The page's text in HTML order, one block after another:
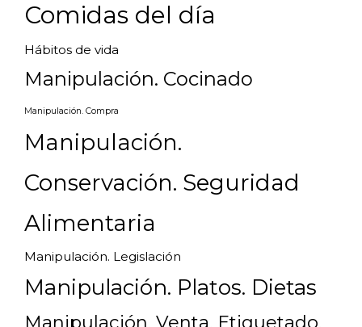
Comidas del día
Hábitos de vida
Manipulación. Cocinado
Manipulación. Compra
Manipulación.
Conservación. Seguridad
Alimentaria
Manipulación. Legislación
Manipulación. Platos. Dietas